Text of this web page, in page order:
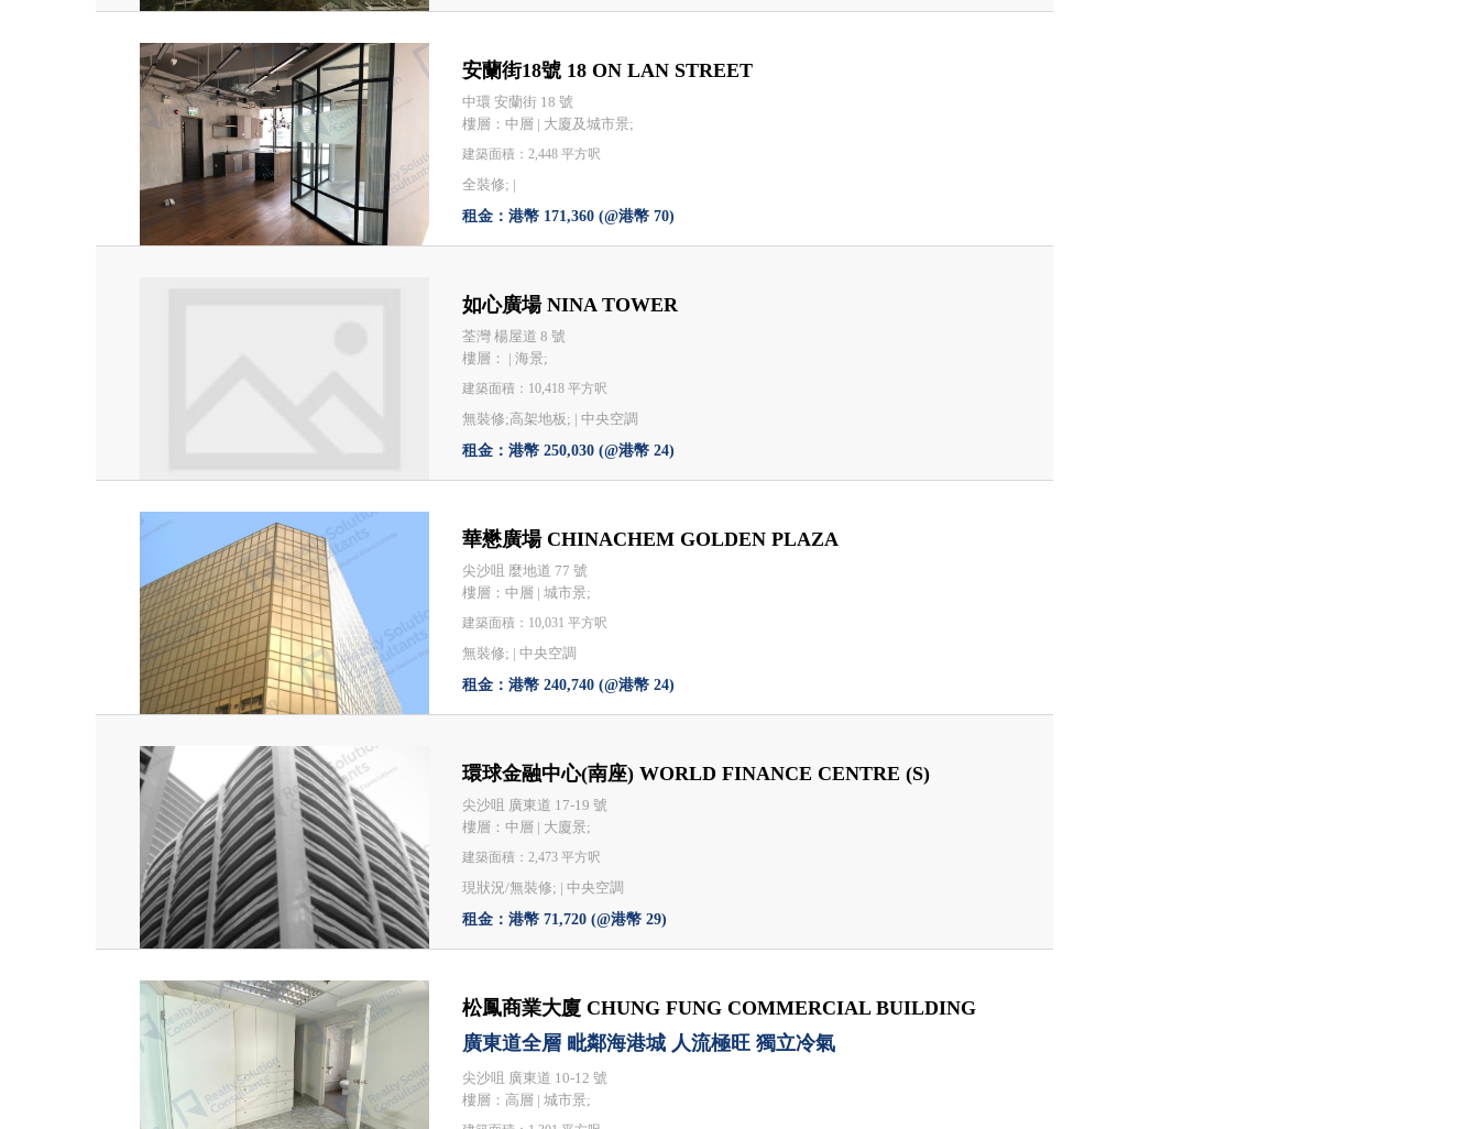
安蘭街18號 18 ON LAN STREET
中環 安蘭街 18 號
樓層：中層 | 大廈及城市景;
建築面積：2,448 平方呎
全裝修; |
租金：港幣 171,360 (@港幣 70)
如心廣場 NINA TOWER
荃灣 楊屋道 8 號
樓層： | 海景;
建築面積：10,418 平方呎
無裝修;高架地板; |中央空調
租金：港幣 250,030 (@港幣 24)
華懋廣場 CHINACHEM GOLDEN PLAZA
尖沙咀 麼地道 77 號
樓層：中層 | 城市景;
建築面積：10,031 平方呎
無裝修; |中央空調
租金：港幣 240,740 (@港幣 24)
環球金融中心(南座) WORLD FINANCE CENTRE (S)
尖沙咀 廣東道 17-19 號
樓層：中層 | 大廈景;
建築面積：2,473 平方呎
現狀況/無裝修; |中央空調
租金：港幣 71,720 (@港幣 29)
松鳳商業大廈 CHUNG FUNG COMMERCIAL BUILDING
廣東道全層 毗鄰海港城 人流極旺 獨立冷氣
尖沙咀 廣東道 10-12 號
樓層：高層 | 城市景;